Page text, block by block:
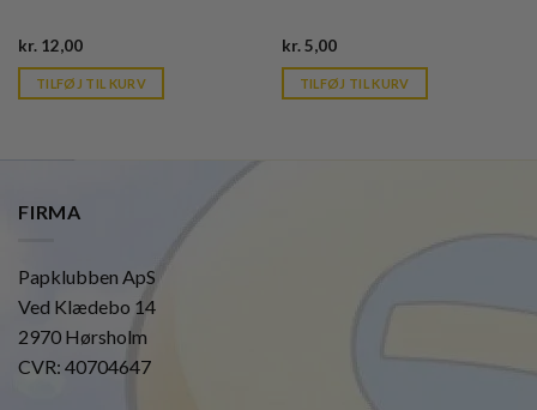
kr. 12,00Current
is:
kr. 39,95.
TILFØJ TIL KURV
kr.5,00Current
is:
kr. 39,95.
TILFØJ TIL KURV
FIRMA
Papklubben ApS
Ved Klædebo 14
2970 Hørsholm
CVR: 40704647